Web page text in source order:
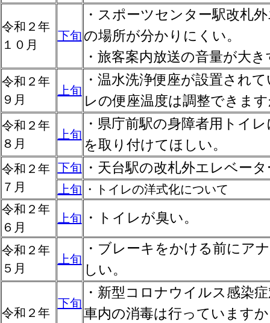
令和２年
１０月
下旬
・スポーツセンター駅改札
の場所が分かりにくい。
・旅客案内放送の音量が大
令和２年
９月
上旬
・温水洗浄便座が設置され
レの便座温度は調整できま
令和２年
８月
上旬
・県庁前駅の身障者用トイ
を取り付けてほしい。
令和２年
７月
下旬 ・天台駅の改札外エレベー
上旬 ・トイレの洋式化について
令和２年
６月
上旬 ・トイレが臭い。
令和２年
５月
上旬
・ブレーキをかける前にア
しい。
令和２年
下旬
・新型コロナウイルス感染
車内の消毒は行っています